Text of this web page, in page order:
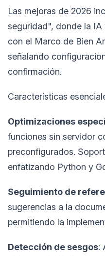
Las mejoras de 2026
seguridad", donde la
con el Marco de Bien
señalando
confirmación.
Características
Optimizaciones
funciones sin servidor
preconfigurados.
enfatizando Python y
Seguimiento de
sugerencias a la
permitiendo la
Detección de sesgos: